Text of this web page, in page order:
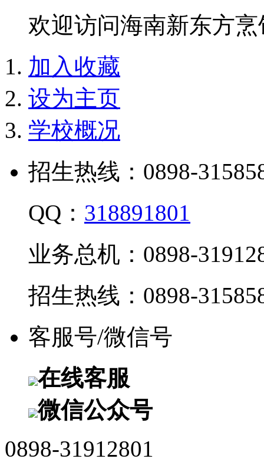
欢迎访问海南新东方
加入收藏
设为主页
学校概况
招生热线：0898-
QQ： 318891801
业务总机：0898-
招生热线：0898-
客服号/微信号
在线客服
微信公众号
0898-31912801